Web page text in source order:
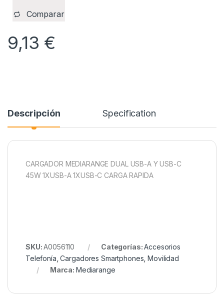
Comparar
9,13 €
Descripción Specification
CARGADOR MEDIARANGE DUAL USB-A Y USB-C
45W 1XUSB-A 1XUSB-C CARGA RAPIDA
SKU:A0056110 Categorías:Accesorios
Telefonía ,Cargadores Smartphones ,Movilidad
Marca: Mediarange